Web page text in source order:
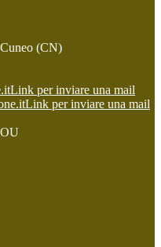
(CN)
Link per inviare una mail
Link per inviare una mail